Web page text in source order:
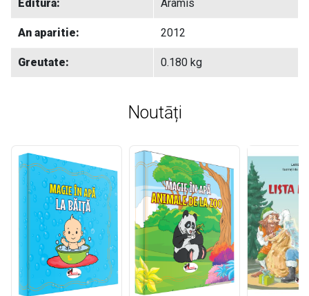
Editura: Aramis
An aparitie: 2012
Greutate: 0.180 kg
Noutāți